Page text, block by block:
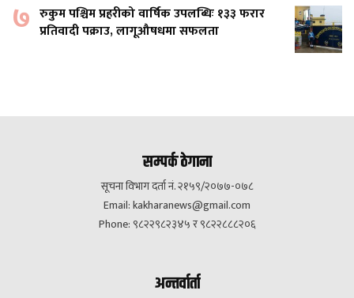
७ रुकुम पश्चिम प्रहरीको वार्षिक उपलब्धिः १३३ फरार
प्रतिवादी पक्राउ, लागूऔषधमा सफलता
सम्पर्क ठेगाना
सूचना विभाग दर्ता नं. २१५९/२०७७-०७८
Email:kakharanews@gmail.com
Phone: ९८२२९८२३४५ र ९८२२८८८२०६
अन्तर्वार्ता